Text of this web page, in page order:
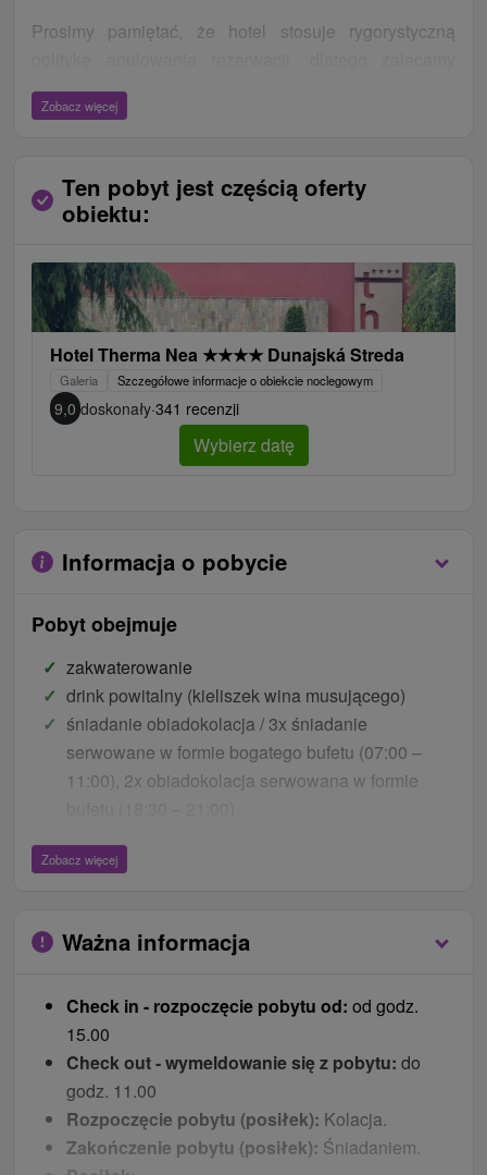
Prosimy pamiętać, że hotel stosuje rygorystyczną
wykupienie ubezpieczenia turystycznego na wypadek
choroby lub innych nieprzewidzianych okoliczności.
Zobacz więcej
Ten pobyt jest częścią oferty
obiektu:
Hotel Therma Nea ★★★★ Dunajská Streda
Galeria Szczegółowe informacje o obiekcie noclegowym
9,0 doskonały·341 recenzji
Wybierz datę
Informacja o pobycie
Pobyt obejmuje
zakwaterowanie
drink powitalny (kieliszek wina musującego)
śniadanie obiadokolacja / 3x śniadanie
serwowane w formie bogatego bufetu (07:00 –
11:00), 2x obiadokolacja serwowana w formie
(wymagana rezerwacja z co najmniej
standardowe bufety
relaksacyjny z jacuzzi i przeciwprądem, trzy
spokojne baseny do siedzenia, basen do stóp
Kneippa, masaż pleców)
bezpłatny wstęp do sauny i jacuzzi NORDSEE
SPA (duża sauna fińska, sauna infrared, sauna
parowa, sauna rosyjska, tepidarium z
Zobacz więcej
Ważna informacja
Check in - rozpoczęcie pobytu od: od godz.
15.00
Check out - wymeldowanie się z pobytu: do
godz. 11.00
Rozpoczęcie pobytu (posiłek): Kolacja.
Zakończenie pobytu (posiłek): Śniadaniem.